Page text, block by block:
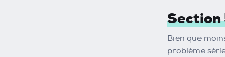
Section
Bien que
problème